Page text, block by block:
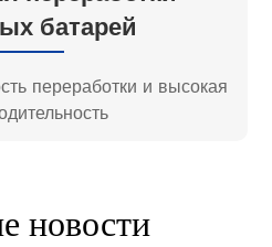
батарей
переработки и высокая
новости